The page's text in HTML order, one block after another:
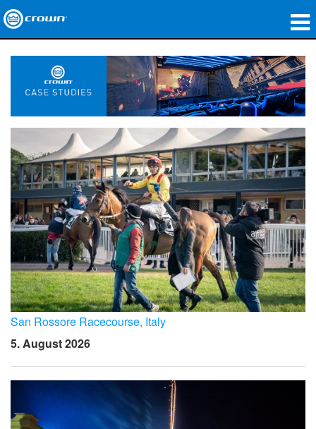
Produkte
Anwendungen
Netzwerk-Audio
Wo zu kaufen
Fallstudien
Unsere Geschichte
Schulungen
Support
Sprache/Region
San Rossore Racecourse, Italy
5. August 2026